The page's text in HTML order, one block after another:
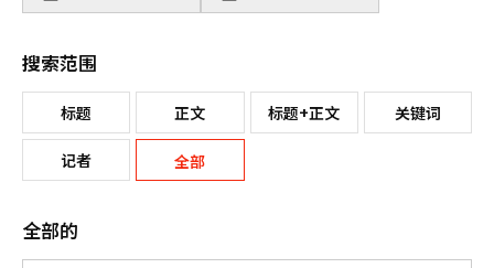
搜索范围
标题 正文 标题+正文 关键词
记者 全部
全部的